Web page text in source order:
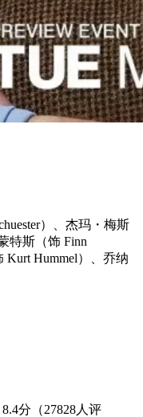
）、杰玛・梅斯
特斯（饰 Finn
Kurt Hummel）、乔纳
分（27828人评